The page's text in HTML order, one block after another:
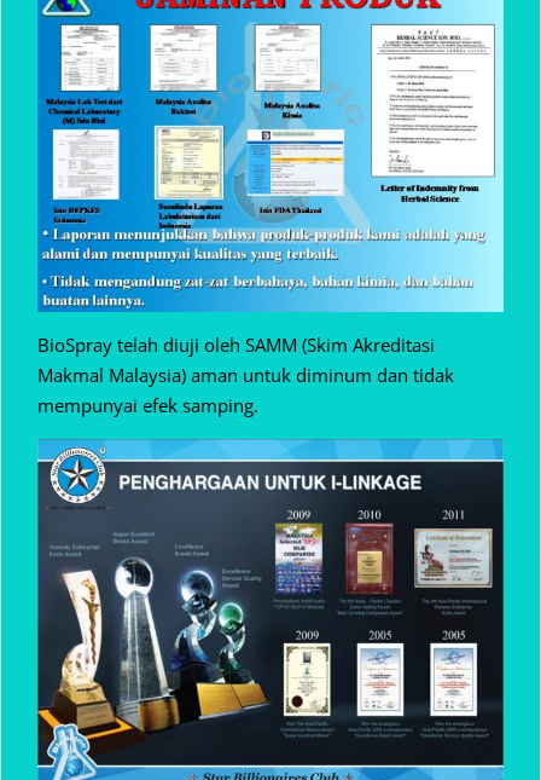
BioSpray telah diuji oleh SAMM (Skim Akreditasi
Makmal Malaysia) aman untuk diminum dan tidak
mempunyai efek samping.